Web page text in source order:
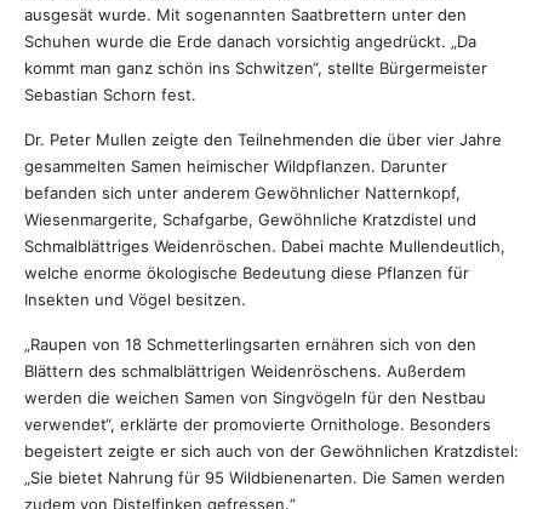
ausgesät wurde. Mit sogenannten Saatbrettern unter den
Schuhen wurde die Erde danach vorsichtig angedrückt. „Da
kommt man ganz schön ins Schwitzen“, stellte Bürgermeister
Sebastian Schorn fest.
Dr. Peter Mullen zeigte den Teilnehmenden die über vier Jahre
gesammelten Samen heimischer Wildpflanzen. Darunter
befanden sich unter anderem Gewöhnlicher Natternkopf,
Wiesenmargerite, Schafgarbe, Gewöhnliche Kratzdistel und
Schmalblättriges Weidenröschen. Dabei machte Mullendeutlich,
welche enorme ökologische Bedeutung diese Pflanzen für
Insekten und Vögel besitzen.
„Raupen von 18 Schmetterlingsarten ernähren sich von den
Blättern des schmalblättrigen Weidenröschens. Außerdem
werden die weichen Samen von Singvögeln für den Nestbau
verwendet“, erklärte der promovierte Ornithologe. Besonders
begeistert zeigte er sich auch von der Gewöhnlichen Kratzdistel:
„Sie bietet Nahrung für 95 Wildbienenarten. Die Samen werden
zudem von Distelfinken gefressen.“